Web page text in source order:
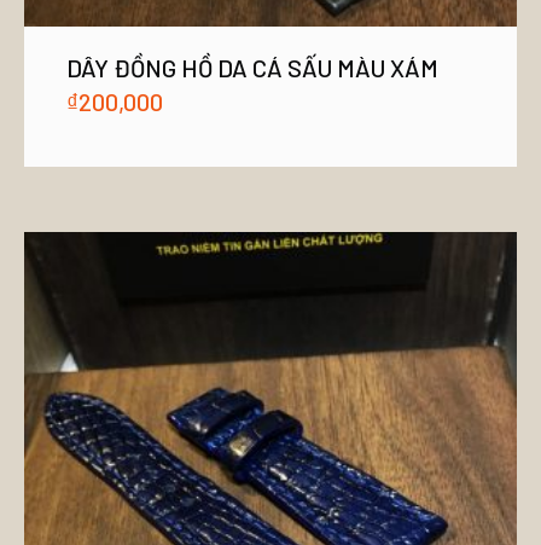
DÂY ĐỒNG HỒ DA CÁ SẤU MÀU XÁM
₫200,000